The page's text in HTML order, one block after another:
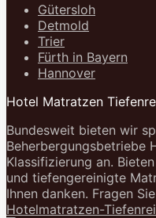
Gütersloh
Detmold
Trier
Fürth in Bayern
Hannover
Hotel Matratzen
Bundesweit bieten wir
Beherbergungsbetriebe
Klassifizierung an.
und tiefengereinigte
Ihnen danken. Fragen
Hotelmatratzen-